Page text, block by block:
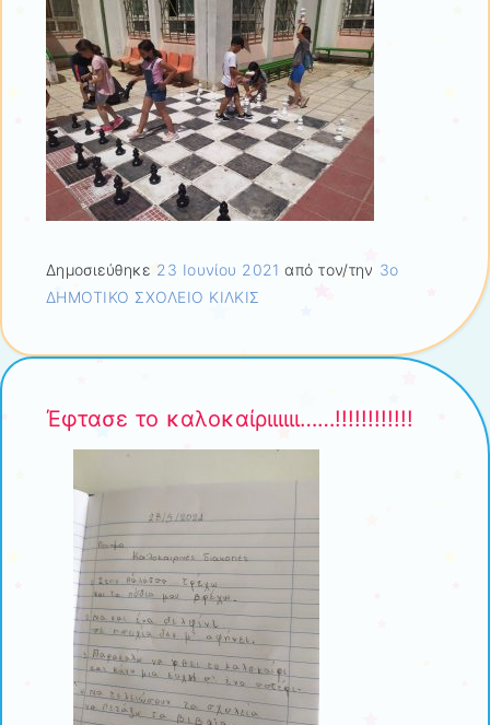
Δημοσιεύθηκε 23 Ιουνίου 2021 από τον/την 3ο
ΔΗΜΟΤΙΚΟ ΣΧΟΛΕΙΟ ΚΙΛΚΙΣ
Έφτασε το καλοκαίριιιιιι……!!!!!!!!!!!!